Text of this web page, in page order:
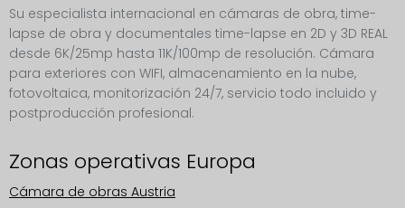
Su especialista internacional en cámaras de obra, time-
lapse de obra y documentales time-lapse en 2D y 3D REAL
desde 6K/25mp hasta 11K/100mp de resolución. Cámara
para exteriores con WIFI, almacenamiento en la nube,
fotovoltaica, monitorización 24/7, servicio todo incluido y
postproducción profesional.
Zonas operativas Europa
Cámara de obras Austria